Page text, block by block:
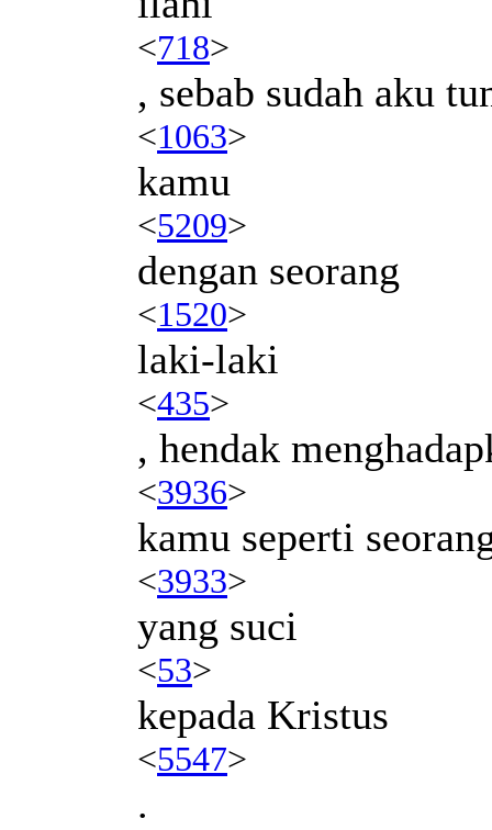
<718>
, sebab sudah aku
<1063>
kamu
<5209>
dengan seorang
<1520>
laki-laki
<435>
, hendak
<3936>
kamu seperti
<3933>
yang suci
<53>
kepada Kristus
<5547>
.